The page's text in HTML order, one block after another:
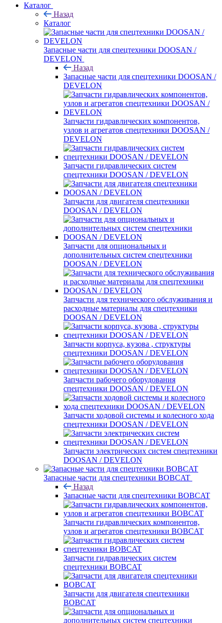
Каталог
Назад
Каталог
Запасные части для спецтехники DOOSAN /
DEVELON
Назад
Запасные части для спецтехники DOOSAN /
DEVELON
Запчасти гидравлических компонентов,
узлов и агрегатов спецтехники DOOSAN /
DEVELON
Запчасти гидравлических систем
спецтехники DOOSAN / DEVELON
Запчасти для двигателя спецтехники
DOOSAN / DEVELON
Запчасти для опциональных и
дополнительных систем спецтехники
DOOSAN / DEVELON
Запчасти для технического обслуживания и
расходные материалы для спецтехники
DOOSAN / DEVELON
Запчасти корпуса, кузова , структуры
спецтехники DOOSAN / DEVELON
Запчасти рабочего оборудования
спецтехники DOOSAN / DEVELON
Запчасти ходовой системы и колесного хода
спецтехники DOOSAN / DEVELON
Запчасти электрических систем спецтехники
DOOSAN / DEVELON
Запасные части для спецтехники BOBCAT
Назад
Запасные части для спецтехники BOBCAT
Запчасти гидравлических компонентов,
узлов и агрегатов спецтехники BOBCAT
Запчасти гидравлических систем
спецтехники BOBCAT
Запчасти для двигателя спецтехники
BOBCAT